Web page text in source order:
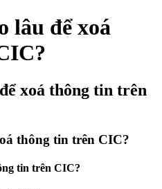
lâu để xoá
xoá thông tin trên
thông tin trên CIC?
tin trên CIC?